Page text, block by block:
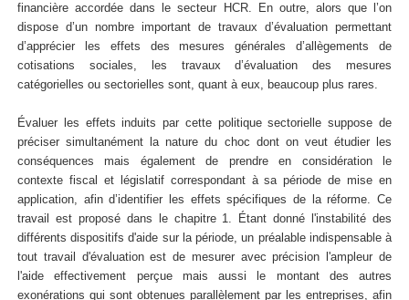
financière accordée dans le secteur HCR. En outre, alors que l’on
dispose d’un nombre important de travaux d’évaluation permettant
d’apprécier les effets des mesures générales d’allègements de
cotisations sociales, les travaux d’évaluation des mesures
catégorielles ou sectorielles sont, quant à eux, beaucoup plus rares.
Évaluer les effets induits par cette politique sectorielle suppose de
préciser simultanément la nature du choc dont on veut étudier les
conséquences mais également de prendre en considération le
contexte fiscal et législatif correspondant à sa période de mise en
application, afin d’identifier les effets spécifiques de la réforme. Ce
travail est proposé dans le chapitre 1. Étant donné l'instabilité des
différents dispositifs d'aide sur la période, un préalable indispensable à
tout travail d'évaluation est de mesurer avec précision l'ampleur de
l'aide effectivement perçue mais aussi le montant des autres
exonérations qui sont obtenues parallèlement par les entreprises, afin